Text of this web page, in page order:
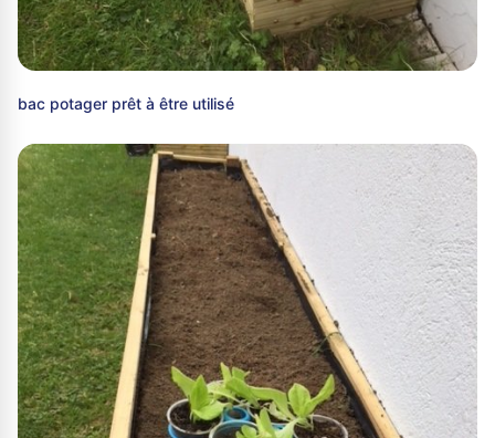
bac potager prêt à être utilisé